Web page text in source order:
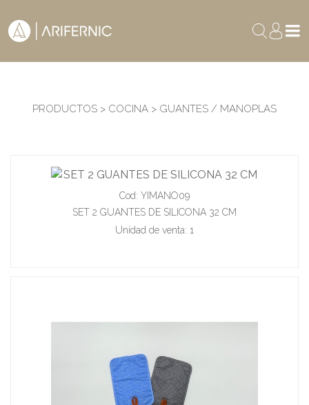
PRODUCTOS > COCINA > GUANTES / MANOPLAS
Cod: YIMANO09
SET 2 GUANTES DE SILICONA 32 CM
Unidad de venta: 1